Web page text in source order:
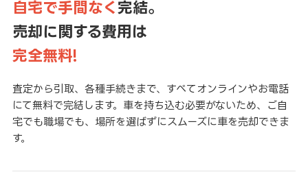
自宅で手間なく 完結。
売却に関する費用は
完全無料!
査定から引取、各種手続きまで、すべてオンラインやお電話
にて無料で完結します。車を持ち込む必要がないため、ご自
宅でも職場でも、場所を選ばずにスムーズに車を売却できま
す。